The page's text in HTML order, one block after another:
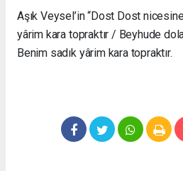
Aşık Veysel’in “Dost Dost
yârim kara topraktır / Beyhude
Benim sadık yârim kara topraktır.